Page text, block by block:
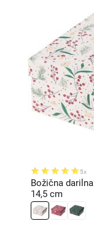
5x
Božična
14,5 cm